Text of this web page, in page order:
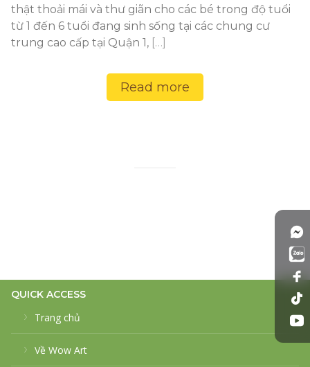
thật thoải mái và thư giãn cho các bé trong độ tuổi
từ 1 đến 6 tuổi đang sinh sống tại các chung cư
trung cao cấp tại Quận 1, […]
Read more
QUICK ACCESS
Trang chủ
Về Wow Art